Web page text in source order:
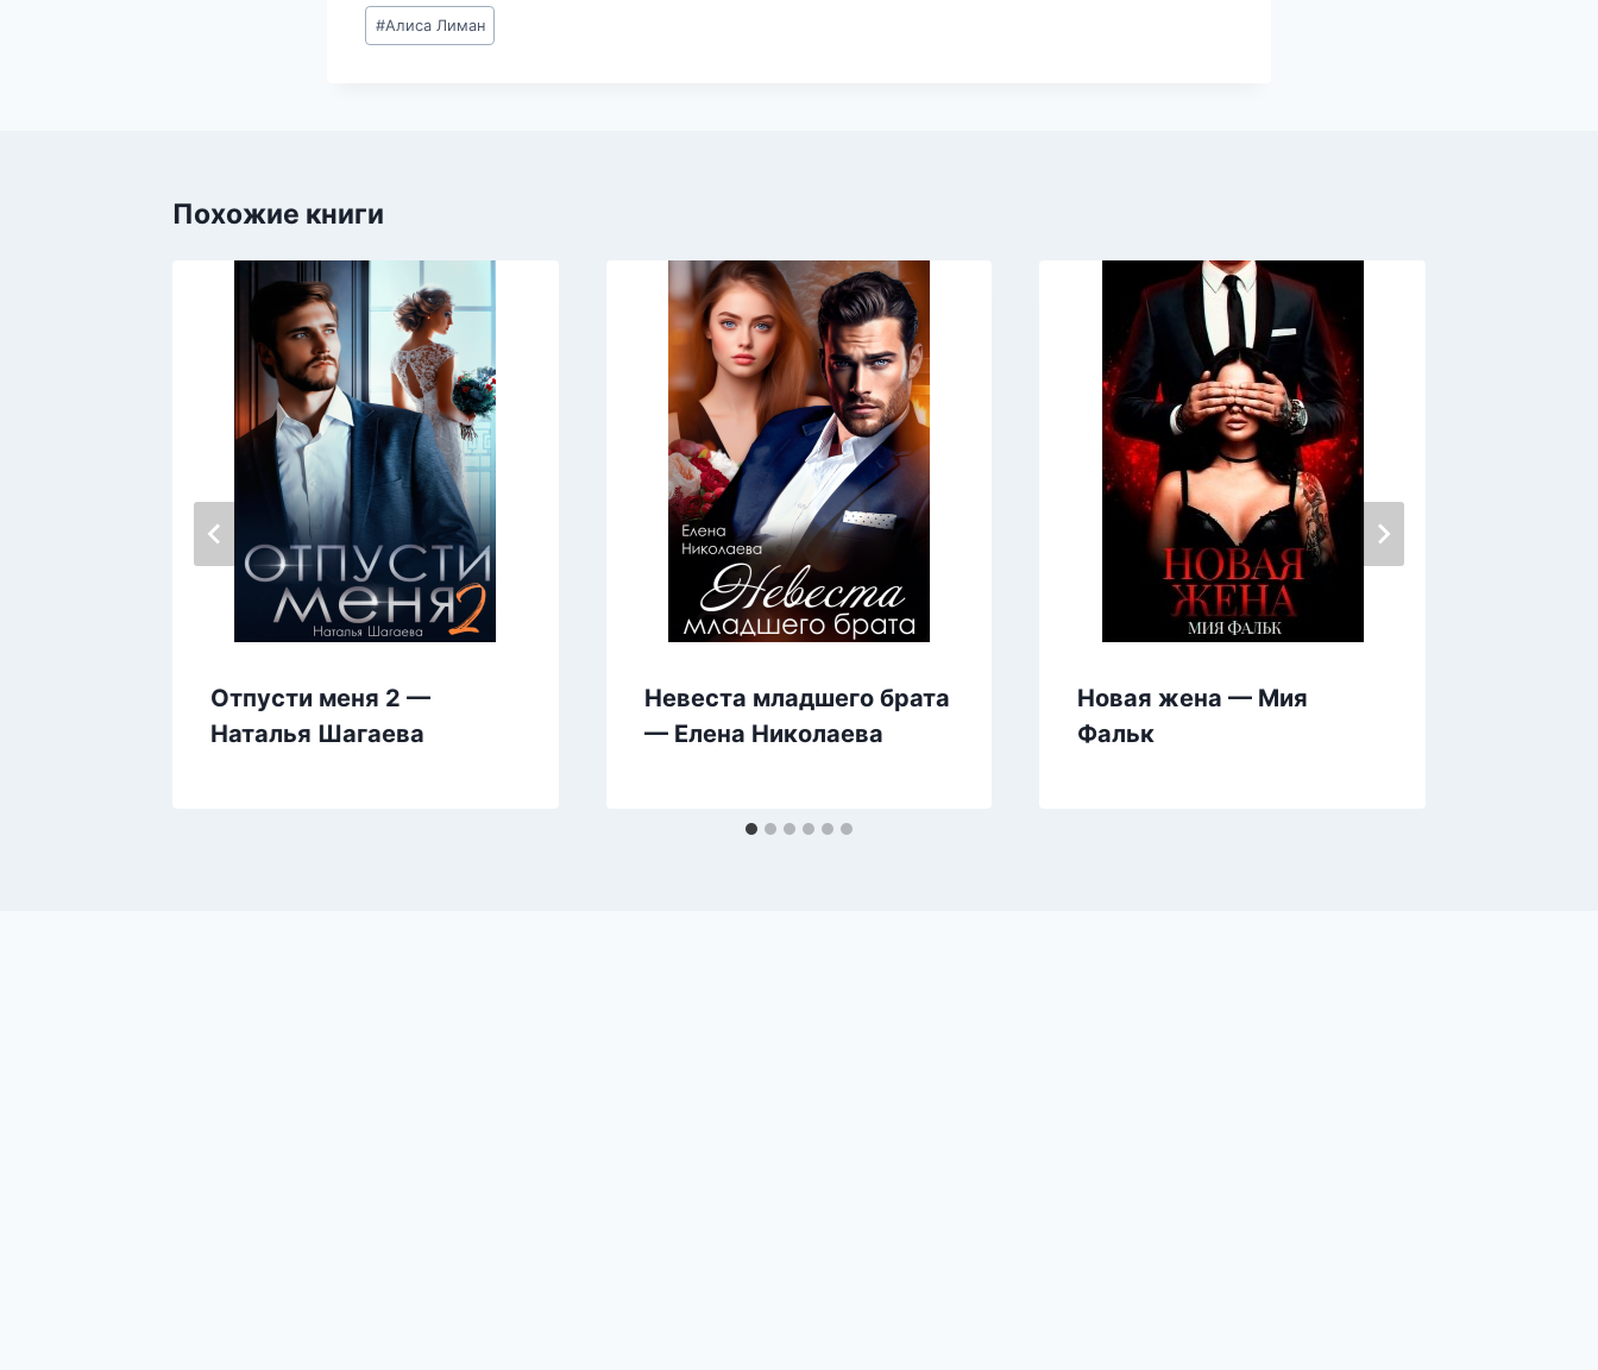
Метки
записи:
#Алиса Лиман
Похожие книги
Отпусти меня 2 —
Наталья Шагаева
Невеста младшего брата
— Елена Николаева
Новая жена — Мия
Фальк